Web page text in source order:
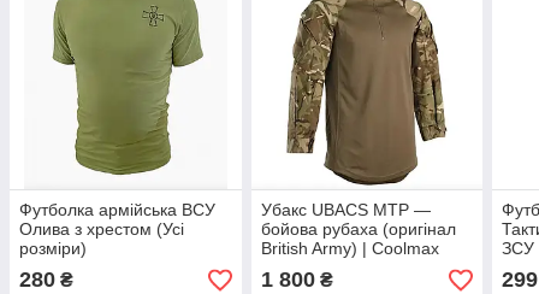
Футболка армійська ВСУ
Олива з хрестом (Усі
розміри)
280 ₴
Убакс UBACS MTP —
бойова рубаха (оригінал
British Army) | Coolmax
торс, мультикам
1 800₴
ЗСУ
299